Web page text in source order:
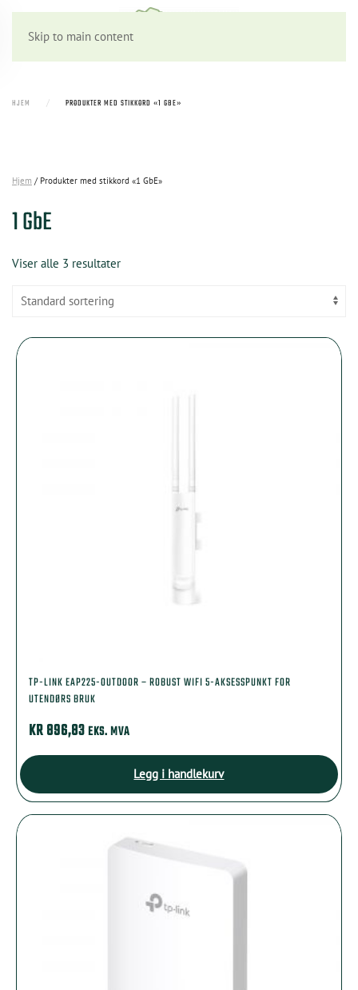
Skip to main content
HJEM PRODUKTER MED STIKKORD «1 GBE»
Hjem / Produkter med stikkord «1 GbE»
1 GbE
Viser alle 3 resultater
TP-LINK EAP225-OUTDOOR – ROBUST WIFI 5-AKSESSPUNKT FOR
UTENDØRS BRUK
KR896,83EKS. MVA
Legg i handlekurv